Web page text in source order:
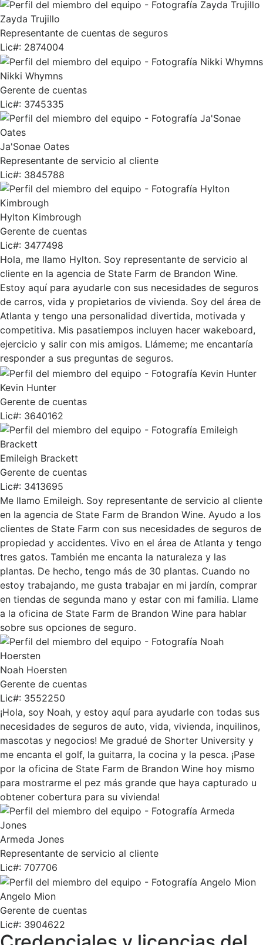
Zayda Trujillo
Representante de cuentas de seguros
Lic#: 2874004
Nikki Whymns
Gerente de cuentas
Lic#: 3745335
Ja'Sonae Oates
Representante de servicio al cliente
Lic#: 3845788
Hylton Kimbrough
Gerente de cuentas
Lic#: 3477498
Hola, me llamo Hylton. Soy representante de servicio al
cliente en la agencia de State Farm de Brandon Wine.
Estoy aquí para ayudarle con sus necesidades de seguros
de carros, vida y propietarios de vivienda. Soy del área de
Atlanta y tengo una personalidad divertida, motivada y
competitiva. Mis pasatiempos incluyen hacer wakeboard,
ejercicio y salir con mis amigos. Llámeme; me encantaría
responder a sus preguntas de seguros.
Kevin Hunter
Gerente de cuentas
Lic#: 3640162
Emileigh Brackett
Gerente de cuentas
Lic#: 3413695
Me llamo Emileigh. Soy representante de servicio al cliente
en la agencia de State Farm de Brandon Wine. Ayudo a los
clientes de State Farm con sus necesidades de seguros de
propiedad y accidentes. Vivo en el área de Atlanta y tengo
tres gatos. También me encanta la naturaleza y las
plantas. De hecho, tengo más de 30 plantas. Cuando no
estoy trabajando, me gusta trabajar en mi jardín, comprar
en tiendas de segunda mano y estar con mi familia. Llame
a la oficina de State Farm de Brandon Wine para hablar
sobre sus opciones de seguro.
Noah Hoersten
Gerente de cuentas
Lic#: 3552250
¡Hola, soy Noah, y estoy aquí para ayudarle con todas sus
necesidades de seguros de auto, vida, vivienda, inquilinos,
mascotas y negocios! Me gradué de Shorter University y
me encanta el golf, la guitarra, la cocina y la pesca. ¡Pase
por la oficina de State Farm de Brandon Wine hoy mismo
para mostrarme el pez más grande que haya capturado u
obtener cobertura para su vivienda!
Armeda Jones
Representante de servicio al cliente
Lic#: 707706
Angelo Mion
Gerente de cuentas
Lic#: 3904622